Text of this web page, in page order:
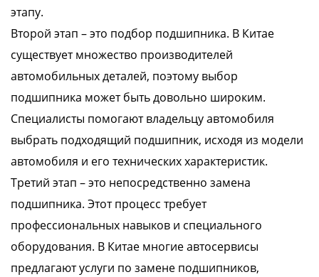
этапу.
Второй этап – это подбор подшипника. В Китае
существует множество производителей
автомобильных деталей, поэтому выбор
подшипника может быть довольно широким.
Специалисты помогают владельцу автомобиля
выбрать подходящий подшипник, исходя из модели
автомобиля и его технических характеристик.
Третий этап – это непосредственно замена
подшипника. Этот процесс требует
профессиональных навыков и специального
оборудования. В Китае многие автосервисы
предлагают услуги по замене подшипников,